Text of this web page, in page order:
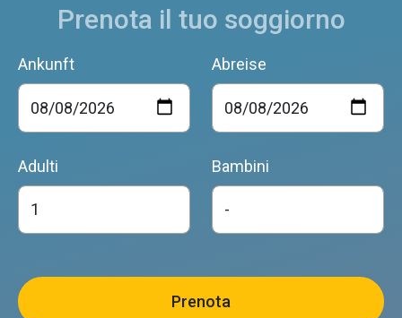
Prenota il tuo soggiorno
Ankunft Abreise
Adulti Bambini